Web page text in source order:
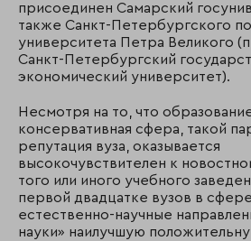
присоединен Самарский
также Санкт-Петербургского
университета Петра Великого
Санкт-Петербургский
экономический университет).
Несмотря на то, что
консервативная сфера, такой
репутация вуза, оказывается
высокочувствителен к
того или иного учебного
первой двадцатке вузов в
естественно-научные
науки» наилучшую